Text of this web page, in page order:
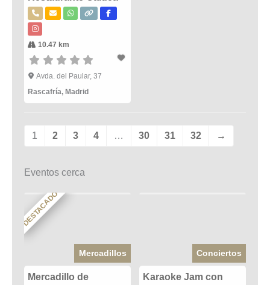
10.47 km
Avda. del Paular, 37
Rascafría, Madrid
1 2 3 4 … 30 31 32 →
Eventos cerca
DESTACADO
Mercadillos
Mercadillo de
Conciertos
Karaoke Jam con